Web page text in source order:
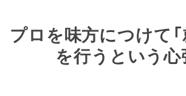
プロを味方につけて「
を行うという心